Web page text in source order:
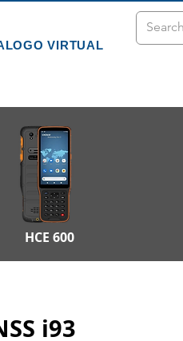
VIRTUAL
HCE 600
i93